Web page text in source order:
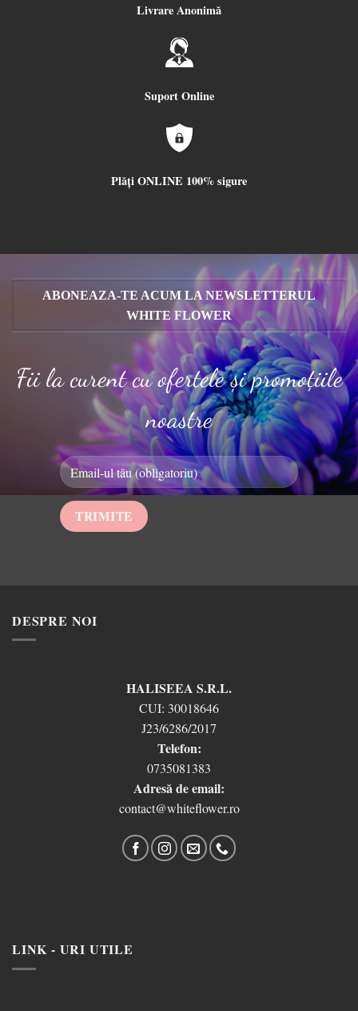
Livrare Anonimă
Suport Online
Plăți ONLINE 100% sigure
ABONEAZA-TE ACUM LA NEWSLETTERUL
WHITE FLOWER
Fii la curent cu ofertele și promoțiile
noastre
DESPRE NOI
HALISEEA S.R.L.
CUI: 30018646
J23/6286/2017
Telefon:
0735081383
Adresă de email:
contact@whiteflower.ro
LINK - URI UTILE